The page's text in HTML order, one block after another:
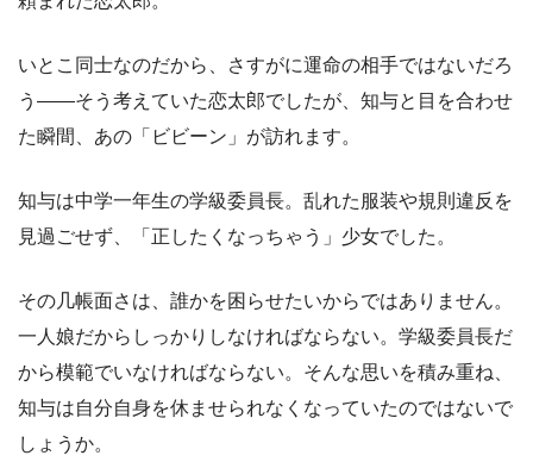
いとこ同士なのだから、さすがに運命の相手ではないだろ
う――そう考えていた恋太郎でしたが、知与と目を合わせ
た瞬間、あの「ビビーン」が訪れます。
知与は中学一年生の学級委員長。乱れた服装や規則違反を
見過ごせず、「正したくなっちゃう」少女でした。
その几帳面さは、誰かを困らせたいからではありません。
一人娘だからしっかりしなければならない。学級委員長だ
から模範でいなければならない。そんな思いを積み重ね、
知与は自分自身を休ませられなくなっていたのではないで
しょうか。